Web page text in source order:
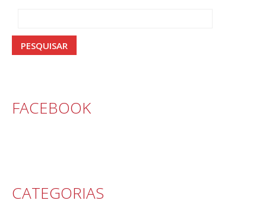
FACEBOOK
CATEGORIAS